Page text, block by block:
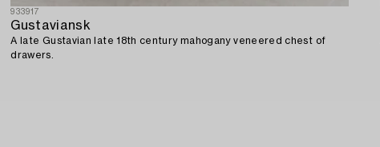
933917
Gustaviansk
A late Gustavian late 18th century mahogany veneered chest of
drawers.